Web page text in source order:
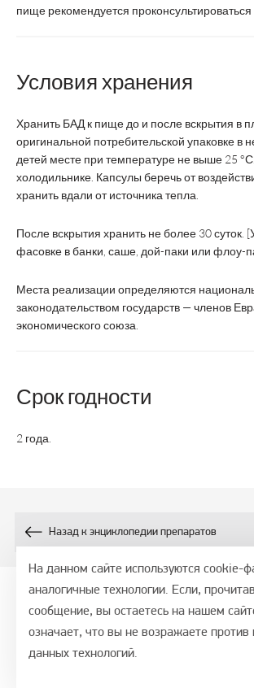
пище рекомендуется проконсультироваться
Условия хранения
Хранить БАД к пище до и после вскрытия в
оригинальной потребительской упаковке в
детей месте при температуре не выше 25
холодильнике. Капсулы беречь от
хранить вдали от источника тепла.
После вскрытия хранить не более 30 суток.
фасовке в банки, саше, дой-паки или флоу-
Места реализации определяются
законодательством государств — членов
экономического союза.
Срок годности
2 года.
Назад к энциклопедии препаратов
© 2026, СТМ - портал, ООО ВТФ
Политика обработки персональных данных
На данном сайте используются cookie-
аналогичные технологии. Если,
сообщение, вы остаетесь на нашем
означает, что вы не возражаете против
данных технологий.